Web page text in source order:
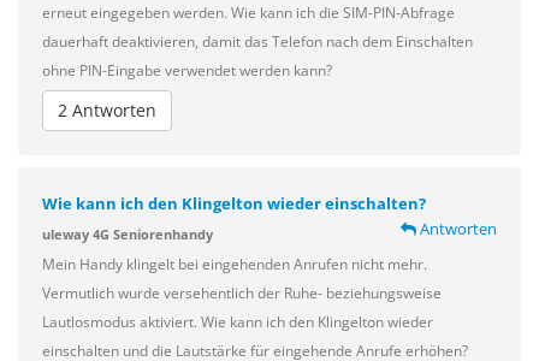
erneut eingegeben werden. Wie kann ich die SIM-PIN-Abfrage
dauerhaft deaktivieren, damit das Telefon nach dem Einschalten
ohne PIN-Eingabe verwendet werden kann?
2 Antworten
Wie kann ich den Klingelton wieder einschalten?
Antworten
uleway 4G Seniorenhandy
Mein Handy klingelt bei eingehenden Anrufen nicht mehr.
Vermutlich wurde versehentlich der Ruhe- beziehungsweise
Lautlosmodus aktiviert. Wie kann ich den Klingelton wieder
einschalten und die Lautstärke für eingehende Anrufe erhöhen?